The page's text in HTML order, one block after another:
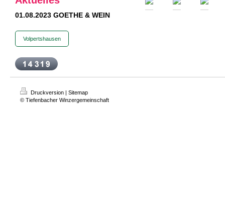
01.08.2023 GOETHE & WEIN
Volpertshausen
Druckversion | Sitemap
© Tiefenbacher Winzergemeinschaft